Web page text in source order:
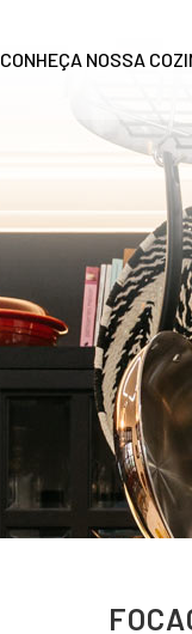
CONHEÇA NOSSA